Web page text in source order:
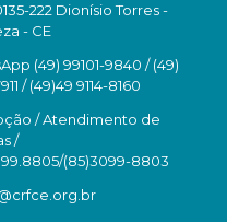
222 Dionísio Torres -
- CE
(49) 99101-9840 / (49)
/ (49)49 9114-8160
/ Atendimento de
/
(85)3099-8803